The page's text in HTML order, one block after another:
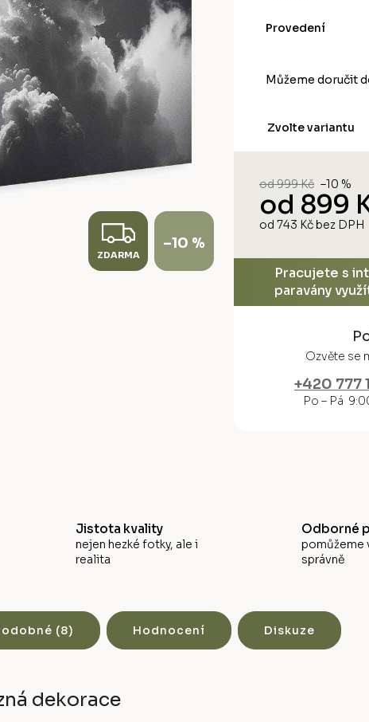
Provedení
Můžeme doručit
Zvolte variantu
od 999 Kč –10 %
od 899
od 743 Kčbez DPH
Pracujete s
paravány
Ozvěte se
+420 777
Po – Pá
Z
D
ZDARMA
–10 %
Jistota kvality
nejen hezké fotky, ale i
realita
Odborné
pomůžeme
správně
(8) Hodnocení Diskuze
dekorace